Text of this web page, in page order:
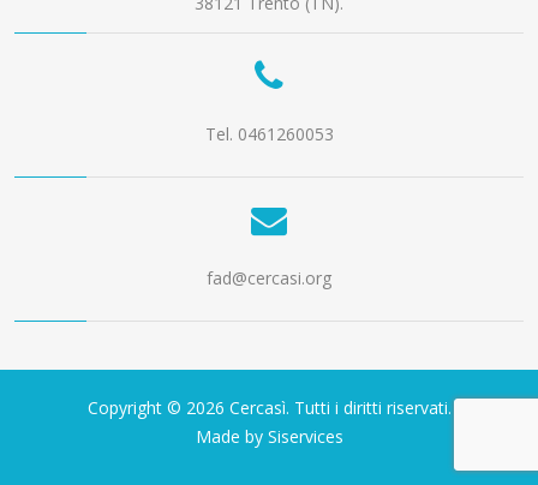
Tel. 0461260053
fad@cercasi.org
Copyright © 2026 Cercasì. Tutti i diritti riservati.
Made by Siservices